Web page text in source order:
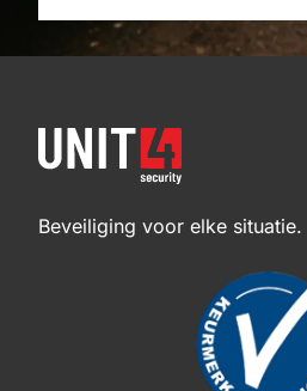
Beveiliging voor elke situatie.